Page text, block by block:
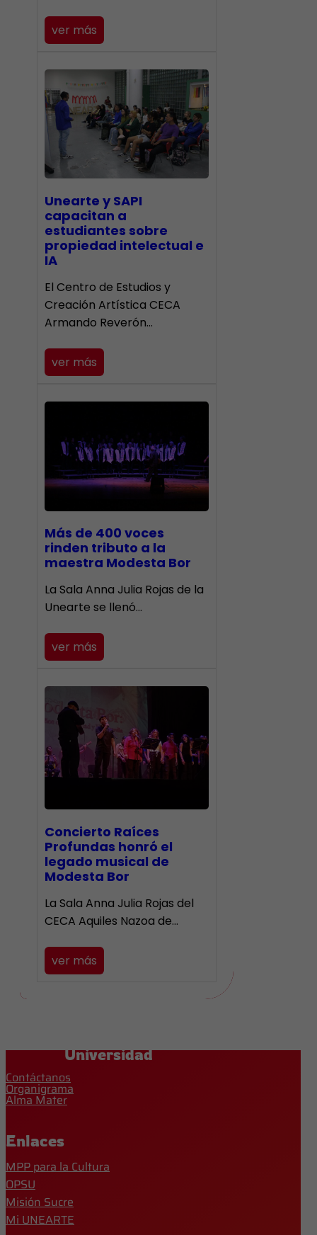
ver más
Unearte y SAPI
capacitan a
estudiantes sobre
propiedad intelectual e
IA
El Centro de Estudios y
Creación Artística CECA
Armando Reverón…
ver más
Más de 400 voces
rinden tributo a la
maestra Modesta Bor
​La Sala Anna Julia Rojas de la
Unearte se llenó…
ver más
​Concierto Raíces
Profundas honró el
legado musical de
Modesta Bor
La Sala Anna Julia Rojas del
CECA Aquiles Nazoa de…
ver más
Universidad
Contáctanos
Organigrama
Alma Mater
Enlaces
MPP para la Cultura
OPSU
Misión Sucre
Mi UNEARTE